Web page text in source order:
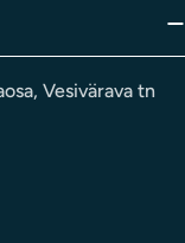
Vesivärava tn